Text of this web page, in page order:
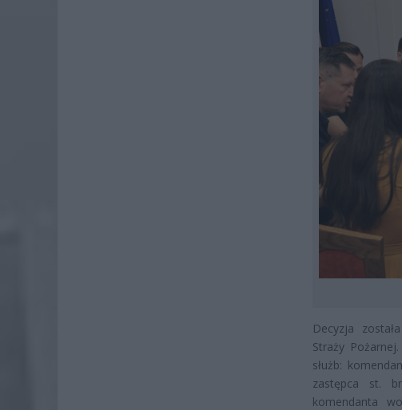
Decyzja
Straży
służb:
zastępca st.
komendanta